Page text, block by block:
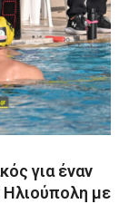
για έναν
Ηλιούπολη με